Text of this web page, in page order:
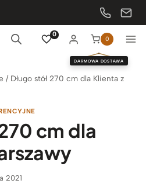
0
0
DARMOWA DOSTAWA
/ Długo stół 270 cm dla Klienta z
cm dla
2021